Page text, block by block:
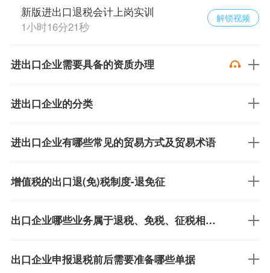
新版进出口退税会计上岗实训
1小时16分21秒
解锁视频
进出口企业需要具备的资质办理
进出口企业的分类
进出口企业有哪些常见的贸易方式及贸易术语
增值税的出口退(免)税制度-退免征
出口企业哪些业务属于退税、免税、征税相关政策
出口企业申报退税前后需要准备哪些单据